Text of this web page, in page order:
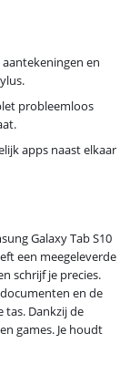
en
probleemloos
apps naast elkaar
Galaxy Tab S10
een meegeleverde
schrijf je precies.
en de
tas. Dankzij de
games. Je houdt